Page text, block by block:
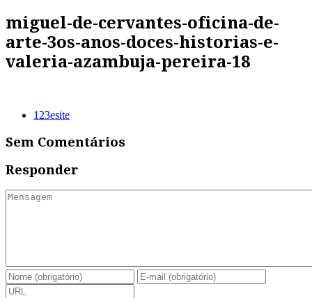
miguel-de-cervantes-oficina-de-
arte-3os-anos-doces-historias-e-
valeria-azambuja-pereira-18
123esite
Sem Comentários
Responder